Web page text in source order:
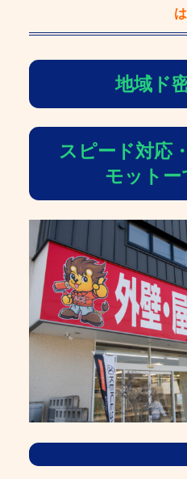
は
地域ド
スピード対応
モットー